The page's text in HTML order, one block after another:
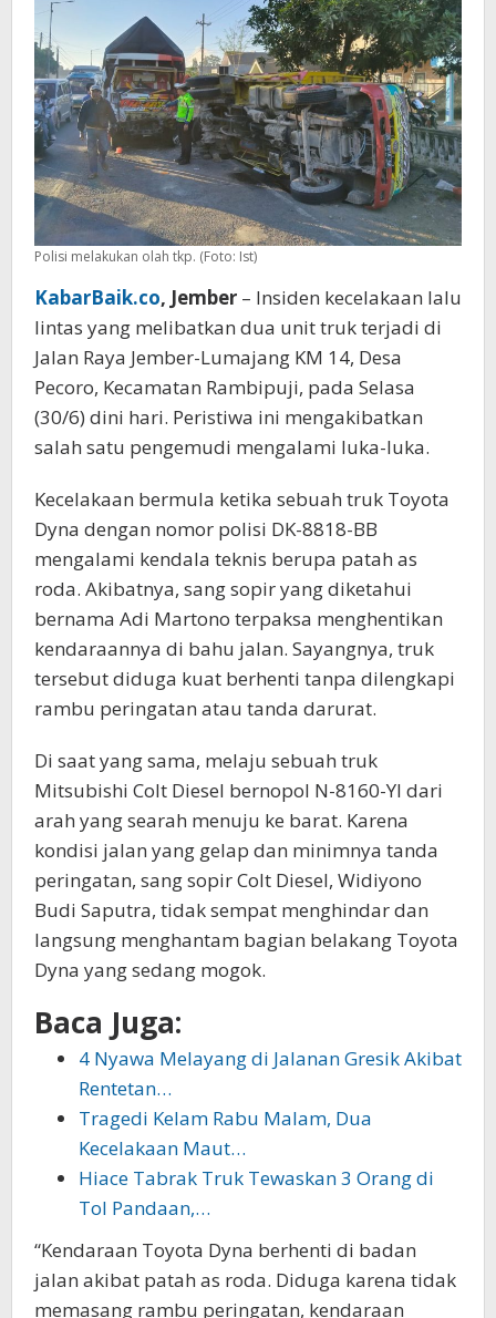
Polisi melakukan olah tkp. (Foto: Ist)
KabarBaik.co, Jember – Insiden kecelakaan lalu
lintas yang melibatkan dua unit truk terjadi di
Jalan Raya Jember-Lumajang KM 14, Desa
Pecoro, Kecamatan Rambipuji, pada Selasa
(30/6) dini hari. Peristiwa ini mengakibatkan
salah satu pengemudi mengalami luka-luka.
Kecelakaan bermula ketika sebuah truk Toyota
Dyna dengan nomor polisi DK-8818-BB
mengalami kendala teknis berupa patah as
roda. Akibatnya, sang sopir yang diketahui
bernama Adi Martono terpaksa menghentikan
kendaraannya di bahu jalan. Sayangnya, truk
tersebut diduga kuat berhenti tanpa dilengkapi
rambu peringatan atau tanda darurat.
Di saat yang sama, melaju sebuah truk
Mitsubishi Colt Diesel bernopol N-8160-YI dari
arah yang searah menuju ke barat. Karena
kondisi jalan yang gelap dan minimnya tanda
peringatan, sang sopir Colt Diesel, Widiyono
Budi Saputra, tidak sempat menghindar dan
langsung menghantam bagian belakang Toyota
Dyna yang sedang mogok.
Baca Juga:
4 Nyawa Melayang di Jalanan Gresik Akibat
Rentetan…
Tragedi Kelam Rabu Malam, Dua
Kecelakaan Maut…
Hiace Tabrak Truk Tewaskan 3 Orang di
Tol Pandaan,…
“Kendaraan Toyota Dyna berhenti di badan
jalan akibat patah as roda. Diduga karena tidak
memasang rambu peringatan, kendaraan